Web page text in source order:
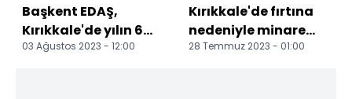
Başkent EDAŞ,
Kırıkkale'de yılın 6
ayında bakım,
03 Ağustos 2023 - 12:00
Kırıkkale'de fırtına
nedeniyle minare
yıkıldı
28 Temmuz 2023 - 01:00